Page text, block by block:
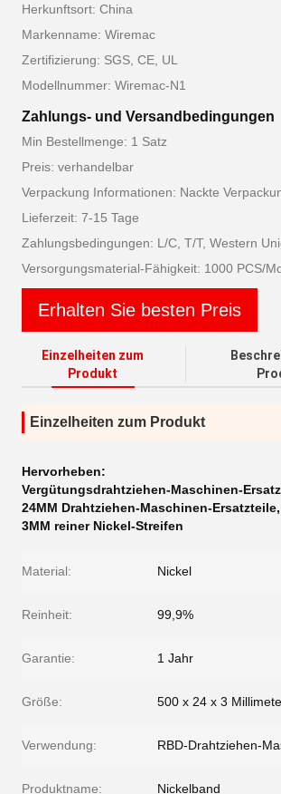
Herkunftsort: China
Markenname: Wiremac
Zertifizierung: SGS, CE, UL
Modellnummer: Wiremac-N1
Zahlungs- und Versandbedingungen
Min Bestellmenge: 1 Satz
Preis: verhandelbar
Verpackung Informationen: Nackte
Lieferzeit: 7-15 Tage
Zahlungsbedingungen: L/C, T/T, Western
Versorgungsmaterial-Fähigkeit: 1000 PCS/
Erhalten Sie besten Preis
Einzelheiten zum
Produkt
Einzelheiten zum Produkt
Hervorheben:
Vergütungsdrahtziehen-Maschinen-
24MM Drahtziehen-Maschinen-Ersatzteile,
3MM reiner Nickel-Streifen
Material: Nickel
Reinheit: 99,9%
Garantie: 1 Jahr
Größe: 500 x 24 x 3
Verwendung: RBD-Drahtziehen-
Produktname: Nickelband